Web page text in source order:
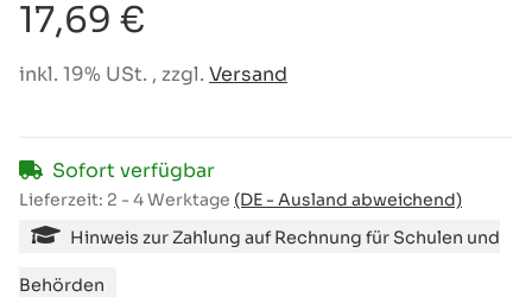
17,69 €
inkl. 19% USt. , zzgl. Versand
Sofort verfügbar
Lieferzeit: 2 - 4 Werktage (DE - Ausland abweichend)
Hinweis zur Zahlung auf Rechnung für Schulen und
Behörden